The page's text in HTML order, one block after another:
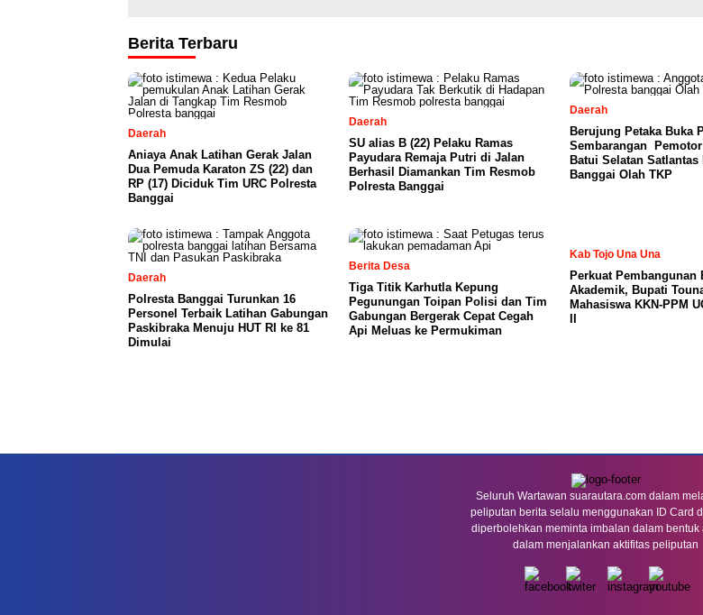
Berita Terbaru
Daerah
Aniaya Anak Latihan Gerak Jalan
Dua Pemuda Karaton ZS (22) dan
RP (17) Diciduk Tim URC Polresta
Banggai
Daerah
SU alias B (22) Pelaku Ramas
Payudara Remaja Putri di Jalan
Berhasil Diamankan Tim Resmob
Polresta Banggai
Daerah
Berujung Petaka Buka
Sembarangan
Batui Selatan Satlantas
Banggai Olah TKP
Daerah
Polresta Banggai Turunkan 16
Personel Terbaik Latihan Gabungan
Paskibraka Menuju HUT RI ke 81
Dimulai
Berita Desa
Tiga Titik Karhutla Kepung
Pegunungan Toipan Polisi dan Tim
Gabungan Bergerak Cepat Cegah
Api Meluas ke Permukiman
Kab Tojo Una Una
Perkuat Pembangunan
Akademik, Bupati
Mahasiswa KKN-PPM
Seluruh Wartawan suarautara.com dalam
peliputan berita selalu menggunakan ID Card
diperbolehkan meminta imbalan dalam bentuk
dalam menjalankan aktifitas peliputan